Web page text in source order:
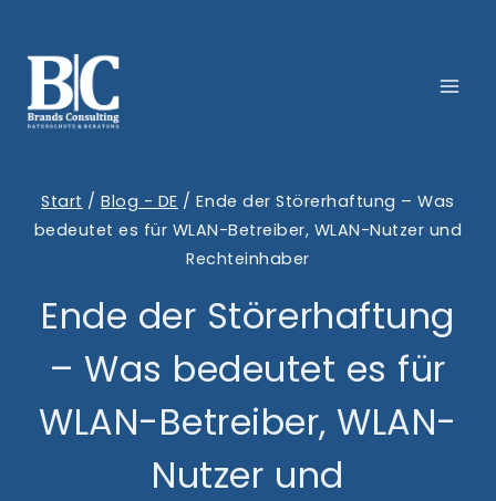
Inhalt
springen
Start / Blog - DE / Ende der Störerhaftung – Was
bedeutet es für WLAN-Betreiber, WLAN-Nutzer und
Rechteinhaber
Ende der Störerhaftung
– Was bedeutet es für
WLAN-Betreiber, WLAN-
Nutzer und